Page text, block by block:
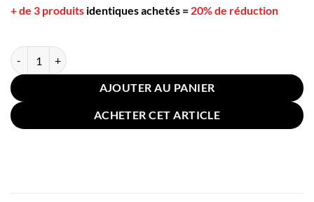
+ de 3 produits identiques achetés = 20% de réduction
quantité de Coussin pour Canapé Lin Coton 30x50cm Bleu Turquoise
AJOUTER AU PANIER
ACHETER CET ARTICLE